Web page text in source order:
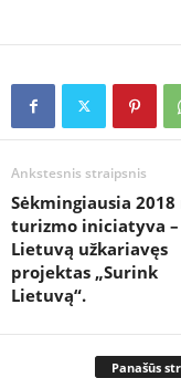
Ankstesnis straipsnis
Sėkmingiausia
turizmo iniciatyva –
Lietuvą užkariavęs
projektas „Surink
Lietuvą“.
Panašūs